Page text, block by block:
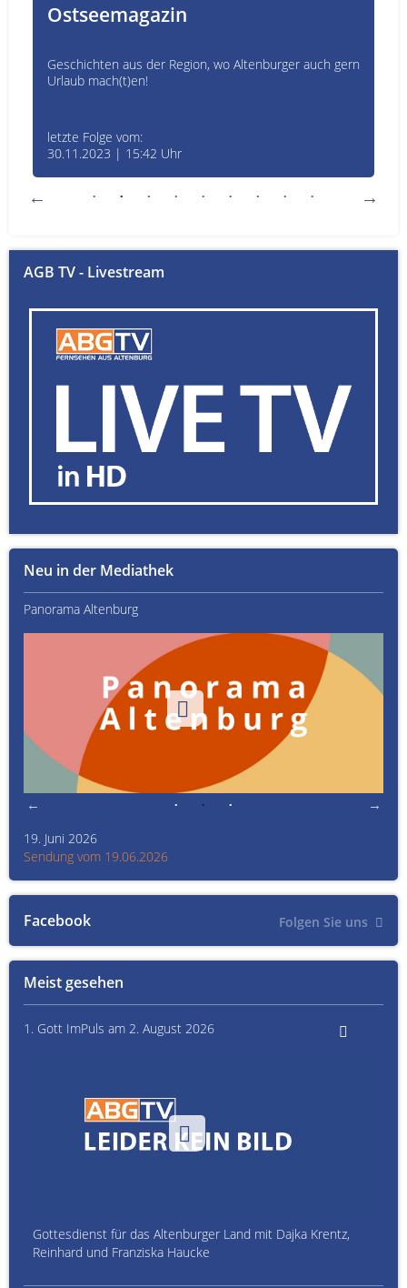
Ostseemagazin
Geschichten aus der Region, wo Altenburger auch gern
Urlaub mach(t)en!
letzte Folge vom:
30.11.2023 | 15:42 Uhr
AGB TV - Livestream
Meist gesehen
1. Gott ImPuls am 2. August 2026
Gottesdienst für das Altenburger Land mit Dajka Krentz,
Reinhard und Franziska Haucke
Facebook Folgen Sie uns
Neu in der Mediathek
Panorama Altenburg
19. Juni 2026
Sendung vom 19.06.2026